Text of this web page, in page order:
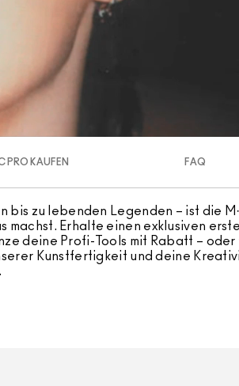
PRO KAUFEN FAQ
zu lebenden Legenden – ist die
machst. Erhalte einen exklusiven
deine Profi-Tools mit Rabatt –
Kunstfertigkeit und deine